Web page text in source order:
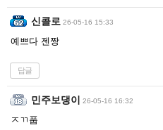
신콜로 26-05-16 15:33
예쁘다 젠짱
답글
민주보댕이 26-05-16 16:32
ㅈㄲ풉